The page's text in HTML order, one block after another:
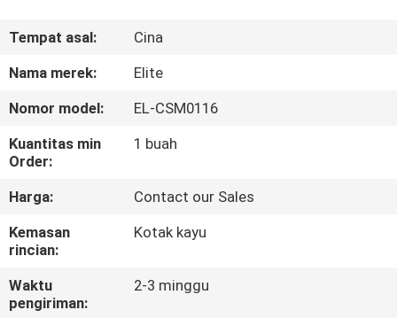
KAMI
PABRIK
KUALITAS
KAMI
Tempat asal:
Cina
Nama merek:
Elite
Nomor model:
EL-CSM0116
Kuantitas min
Order:
1 buah
Harga:
Contact our Sales
Kemasan
rincian:
Kotak kayu
Waktu
pengiriman:
2-3 minggu